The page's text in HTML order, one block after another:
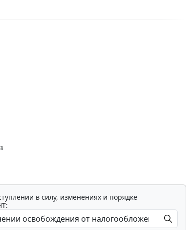
в силу, изменениях и порядке